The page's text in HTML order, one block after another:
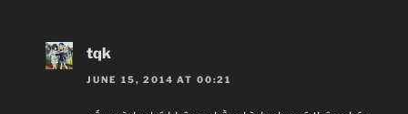
ngời
tqk
JUNE 15, 2014 AT 00:21